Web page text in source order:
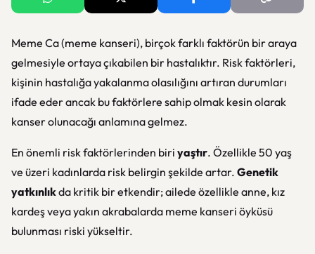
Meme Ca (meme kanseri), birçok farklı faktörün bir araya
gelmesiyle ortaya çıkabilen bir hastalıktır. Risk faktörleri,
kişinin hastalığa yakalanma olasılığını artıran durumları
ifade eder ancak bu faktörlere sahip olmak kesin olarak
kanser olunacağı anlamına gelmez.
En önemli risk faktörlerinden biri yaştır. Özellikle 50 yaş
ve üzeri kadınlarda risk belirgin şekilde artar. Genetik
yatkınlıkda kritik bir etkendir; ailede özellikle anne, kız
kardeş veya yakın akrabalarda meme kanseri öyküsü
bulunması riski yükseltir.